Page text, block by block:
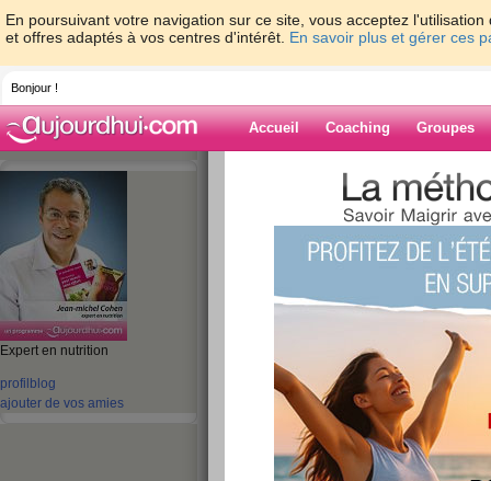
En poursuivant votre navigation sur ce site, vous acceptez
et offres adaptés à vos centres d'intérêt. En savoir plus et gérer ces
Bonjour !
Accueil Coaching Groupes
Expert en nutrition
profil blog
ajouter de vos amies
> jeanmichelcohen
gagné... Désirez-vous être la prochaine ?
Blog de
Encore un
gagné... Désirez-
prochaine ?
publié le 08/12/2010 à 09:33